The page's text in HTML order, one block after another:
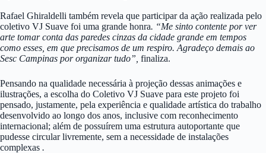
Rafael Ghiraldelli também revela que participar da ação realizada pelo
coletivo VJ Suave foi uma grande honra. “Me sinto contente por ver
arte tomar conta das paredes cinzas da cidade grande em tempos
como esses, em que precisamos de um respiro. Agradeço demais ao
Sesc Campinas por organizar tudo”, finaliza.
Pensando na qualidade necessária à projeção dessas animações e
ilustrações, a escolha do Coletivo VJ Suave para este projeto foi
pensado, justamente, pela experiência e qualidade artística do trabalho
desenvolvido ao longo dos anos, inclusive com reconhecimento
internacional; além de possuírem uma estrutura autoportante que
pudesse circular livremente, sem a necessidade de instalações
complexas .